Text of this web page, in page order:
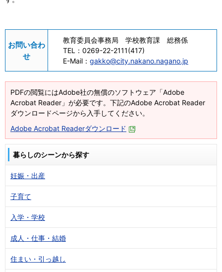
お問い合わ
せ
教育委員会事務局 学校教育課 総務係
TEL： 0269-22-2111(417)
E-Mail： gakko@city.nakano.nagano.jp
PDFの閲覧にはAdobe社の無償のソフトウェア「Adobe
Acrobat Reader」が必要です。下記のAdobe Acrobat Reader
ダウンロードページから入手してください。
Adobe Acrobat Readerダウンロード
暮らしのシーンから探す
妊娠・出産
子育て
入学・学校
成人・仕事・結婚
住まい・引っ越し